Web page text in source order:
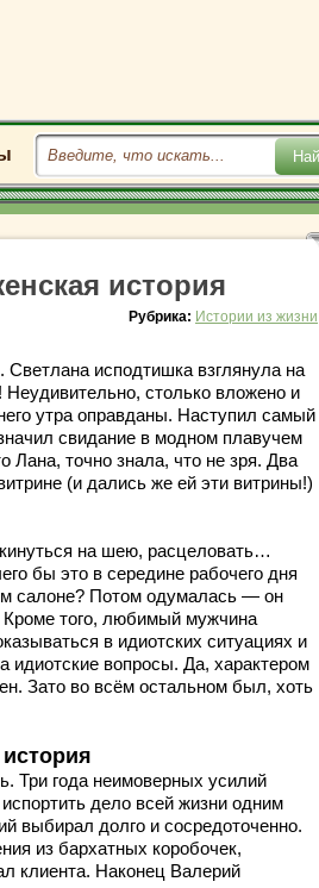
история
Рубрика: Истории из жизни
исподтишка взглянула на
столько вложено и
утра оправданы. Наступил самый
свидание в модном плавучем
Лана, точно знала, что не зря. Два
(и дались же ей эти витрины!)
на шею, расцеловать…
бы это в середине рабочего дня
салоне? Потом одумалась — он
Кроме того, любимый мужчина
в идиотских ситуациях и
идиотские вопросы. Да, характером
Зато во всём остальном был, хоть
Три года неимоверных усилий
дело всей жизни одним
выбирал долго и сосредоточенно.
из бархатных коробочек,
клиента. Наконец Валерий